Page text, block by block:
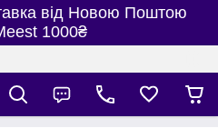
від Новою Поштою
1000₴